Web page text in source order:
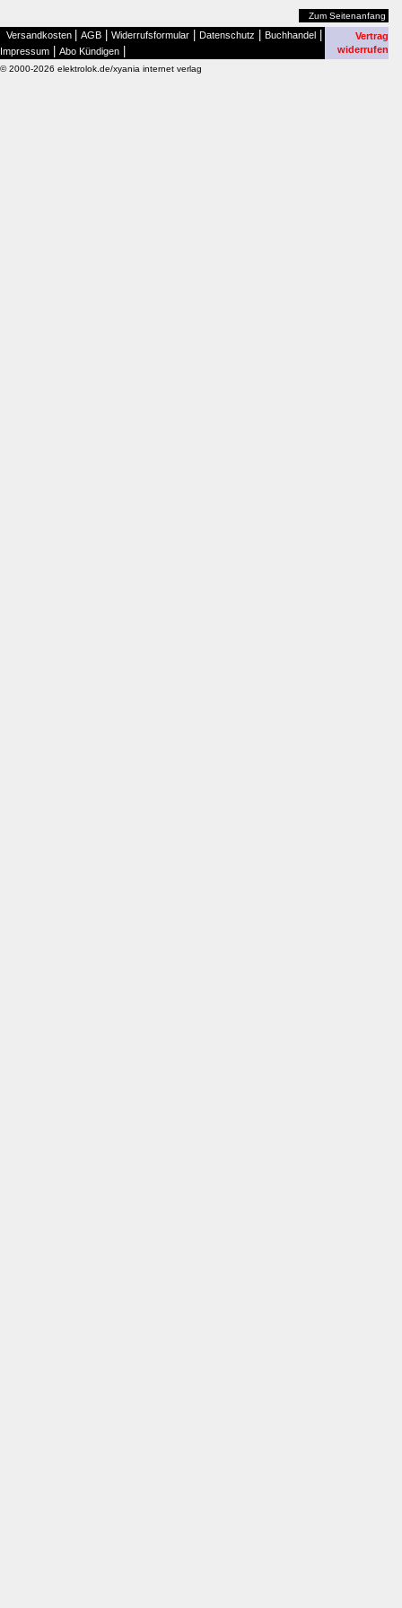
Zum Seitenanfang
Versandkosten AGB Widerrufsformular Datenschutz Buchhandel
Impressum Abo Kündigen
Vertrag
widerrufen
© 2000-2026 elektrolok.de/xyania internet verlag